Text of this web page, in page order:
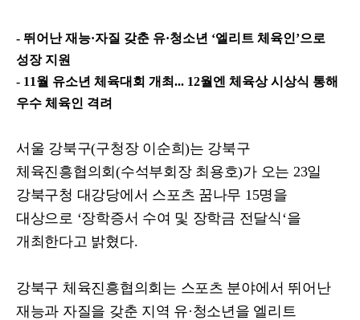
- 뛰어난 재능·자질 갖춘 유·청소년 ‘엘리트 체육인’으로
성장 지원
- 11월 유소년 체육대회 개최... 12월엔 체육상 시상식 통해
우수 체육인 격려
서울 강북구(구청장 이순희)는 강북구
체육진흥협의회(수석부회장 최용호)가 오는 23일
강북구청 대강당에서 스포츠 꿈나무 15명을
대상으로 ‘장학증서 수여 및 장학금 전달식‘을
개최한다고 밝혔다.
강북구 체육진흥협의회는 스포츠 분야에서 뛰어난
재능과 자질을 갖춘 지역 유·청소년을 엘리트